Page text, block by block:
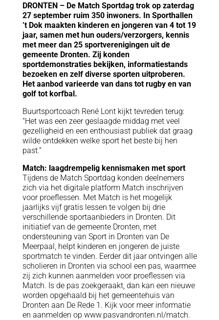
DRONTEN – De Match Sportdag trok op zaterdag
27 september ruim 350 inwoners. In Sporthallen
’t Dok maakten kinderen en jongeren van 4 tot 19
jaar, samen met hun ouders/verzorgers, kennis
met meer dan 25 sportverenigingen uit de
gemeente Dronten. Zij konden
sportdemonstraties bekijken, informatiestands
bezoeken en zelf diverse sporten uitproberen.
Het aanbod varieerde van dans tot rugby en van
golf tot korfbal.
Buurtsportcoach René Lont kijkt tevreden terug:
“Het was een zeer geslaagde middag met veel
gezelligheid en een enthousiast publiek dat graag
wilde ontdekken welke sport het beste bij hen
past.”
Match: laagdrempelig kennismaken met sport
Tijdens de Match Sportdag konden deelnemers
zich via het digitale platform Match inschrijven
voor proeflessen. Met Match is het mogelijk
jaarlijks vijf gratis lessen te volgen bij drie
verschillende sportaanbieders in Dronten. Dit
initiatief van de gemeente Dronten, met
ondersteuning van Sport in Dronten van De
Meerpaal, helpt kinderen en jongeren de juiste
sportmatch te vinden. Eerder dit jaar ontvingen alle
scholieren in Dronten via school een pas, waarmee
zij zich kunnen aanmelden voor proeflessen via
Match. Is de pas zoekgeraakt, dan kan een nieuwe
worden opgehaald bij het gemeentehuis van
Dronten aan De Rede 1. Kijk voor meer informatie
en aanmelden op www.pasvandronten.nl/match.